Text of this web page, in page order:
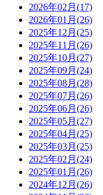
2026年02月(17)
2026年01月(26)
2025年12月(25)
2025年11月(26)
2025年10月(27)
2025年09月(24)
2025年08月(28)
2025年07月(26)
2025年06月(26)
2025年05月(27)
2025年04月(25)
2025年03月(25)
2025年02月(24)
2025年01月(26)
2024年12月(26)